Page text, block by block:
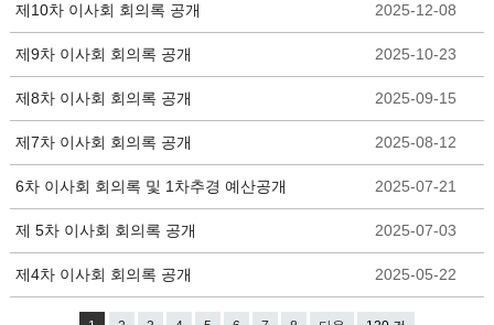
제10차 이사회 회의록 공개 2025-12-08
제9차 이사회 회의록 공개 2025-10-23
제8차 이사회 회의록 공개 2025-09-15
제7차 이사회 회의록 공개 2025-08-12
6차 이사회 회의록 및 1차추경 예산공개 2025-07-21
제 5차 이사회 회의록 공개 2025-07-03
제4차 이사회 회의록 공개 2025-05-22